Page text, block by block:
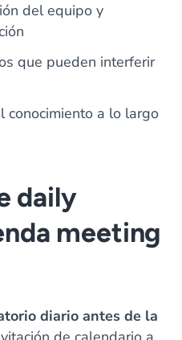
del equipo y
que pueden interferir
conocimiento a lo largo
daily
meeting
diario antes de la